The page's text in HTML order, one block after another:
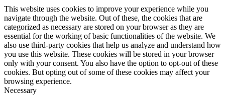
This website uses cookies to improve your experience while you
navigate through the website. Out of these, the cookies that are
categorized as necessary are stored on your browser as they are
essential for the working of basic functionalities of the website. We
also use third-party cookies that help us analyze and understand how
you use this website. These cookies will be stored in your browser
only with your consent. You also have the option to opt-out of these
cookies. But opting out of some of these cookies may affect your
browsing experience.
Necessary